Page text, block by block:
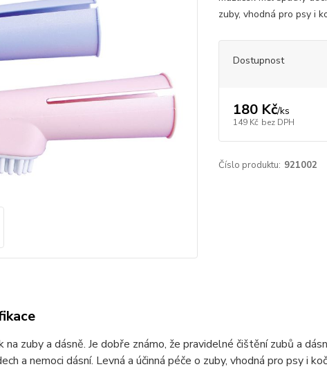
zuby, vhodná pro psy i
Dostupnost
180 Kč/ks
149 Kč bez DPH
Číslo produktu: 921002
na zuby a dásně. Je dobře známo, že pravidelné čištění zubů a
a nemoci dásní. Levná a účinná péče o zuby, vhodná pro psy i